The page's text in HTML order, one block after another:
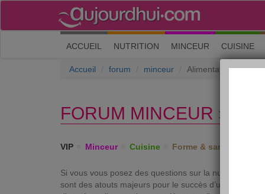
ACCUEIL (current)
NUTRITION MINCEUR CUISINE
Accueil forum minceur Alimentation
FORUM MINCEUR ›
VIP Minceur Cuisine Forme & santé
Si vous vous posez des questions sur la nutrition ou
sont des atouts majeurs pour le succès d’un régime.